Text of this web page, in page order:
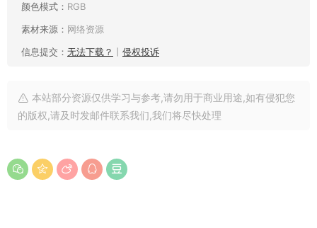
颜色模式： RGB
素材来源： 网络资源
信息提交： 无法下载？ 侵权投诉
本站部分资源仅供学习与参考,请勿用于商业用途,如有侵犯您
的版权,请及时发邮件联系我们,我们将尽快处理